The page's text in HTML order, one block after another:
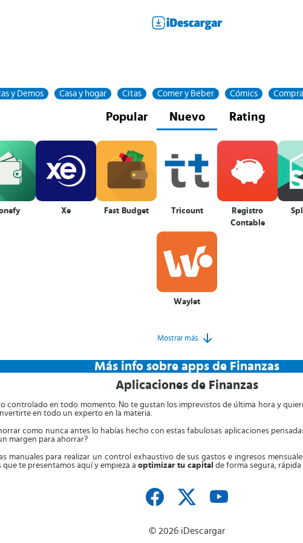
y Demos Casa y hogar Citas Comer y Beber Cómics
Popular Nuevo Rating
Xe Fast Budget Tricount
Registro
Contable
Waylet
Mostrar más
Más info sobre apps de Finanzas
Aplicaciones de Finanzas
controlado en todo momento. No te gustan los imprevistos de última hora y
en todo un experto en la materia.
como nunca antes lo habías hecho con estas fabulosas aplicaciones
margen para ahorrar?
manuales para realizar un control exhaustivo de sus gastos e ingresos
te presentamos aquí y empieza a optimizar tu capital de forma segura,
© 2026 iDescargar